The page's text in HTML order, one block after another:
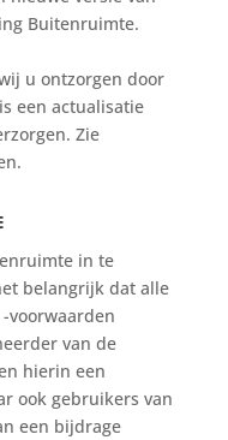
Buitenruimte.
u ontzorgen door
een actualisatie
Zie
in te
belangrijk dat alle
voorwaarden
van de
hierin een
ook gebruikers van
een bijdrage